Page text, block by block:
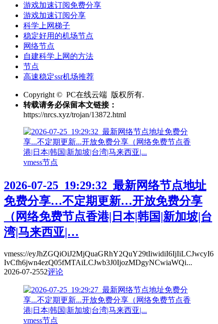
游戏加速订阅免费分享
游戏加速订阅分享
科学上网梯子
稳定好用的机场节点
网络节点
自建科学上网的方法
节点
高速稳定ssr机场推荐
Copyright © PC在线云端 版权所有.
转载请务必保留本文链接：
https://nrcs.xyz/trojan/13872.html
vmess节点
2026-07-25_19:29:32_最新网络节点地址
免费分享…不定期更新…开放免费分享
（网络免费节点香港|日本|韩国|新加坡|台
湾|马来西亚|…
vmess://eyJhZGQiOiJ2MjQuaGRhY2QuY29tIiwidiI6IjIiLCJwcyI6
IvCfh6jwn4ezQ05fMTAiLCJwb3J0IjozMDgyNCwiaWQi...
2026-07-2552评论
vmess节点